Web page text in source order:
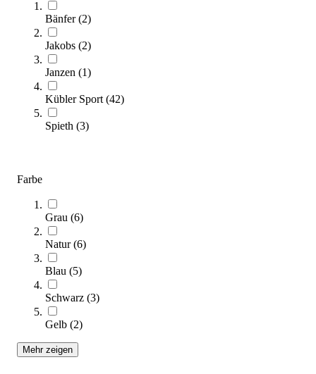
Bänfer(2)
Jakobs (2)
Janzen (1)
Kübler Sport (42)
Spieth (3)
Farbe
Grau (6)
Natur(6)
Blau (5)
Schwarz (3)
Gelb (2)
Mehr zeigen
Basketball-Spielbrett-Rahmen für Basketball-Deckengerüst
308,00 €
Zum Produkt
Sofort lieferbar
Doppelfeld-Sprossenwand einschiebbar
2.515,00 €
Zum Produkt
Längere Lieferzeit